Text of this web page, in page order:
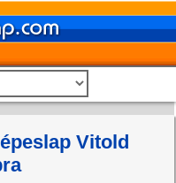
Vitold